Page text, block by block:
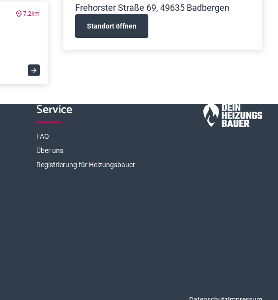
7.2km
Frehorster Straße 69, 49635 Badbergen
Standort öffnen
Service
FAQ
Über uns
Registrierung für Heizungsbauer